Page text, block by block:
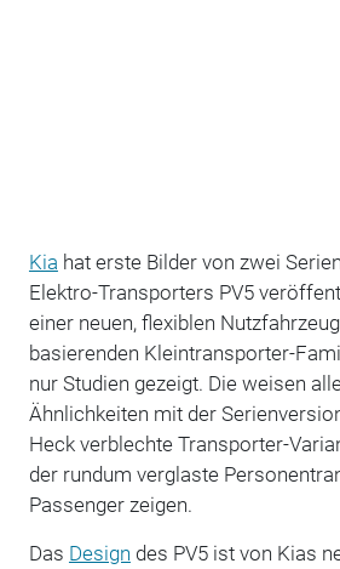
Kia hat erste Bilder von zwei
Elektro-Transporters PV5
einer neuen, flexiblen
basierenden Kleintransporter-
nur Studien gezeigt. Die weisen
Ähnlichkeiten mit der
Heck verblechte Transporter-
der rundum verglaste
Passenger zeigen.
Das Design des PV5 ist von Kias